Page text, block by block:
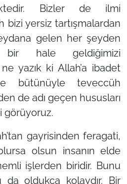
Bizler de ilmi
bizi yersiz tartışmalardan
gelen her şeyden
hale geldiğimizi
yazık ki Allah’a ibadet
bütünüyle teveccüh
de adı geçen hususları
görüyoruz.
gayrisinden feragati,
olsun insanın elde
işlerden biridir. Bunu
oldukça kolaydır. Bir